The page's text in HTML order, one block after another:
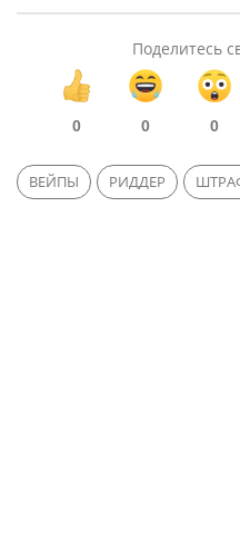
Поделитесь
0 0 0
ВЕЙПЫ РИДДЕР